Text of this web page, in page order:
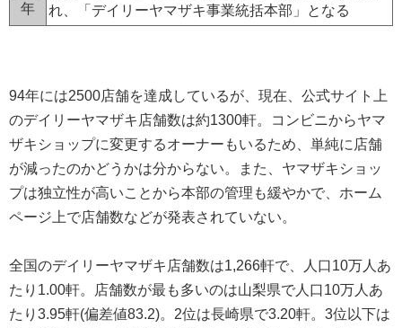
年
れ、「デイリーヤマザキ事業統括本部」となる
94年には2500店舗を達成しているが、現在、公式サイト上
のデイリーヤマザキ店舗数は約1300軒。コンビニからヤマ
ザキショップに変更するオーナーもいるため、単純に店舗
が減ったのかどうかは分からない。また、ヤマザキショッ
プは独立性が高いことから本部の管理も緩やかで、ホーム
ページ上で店舗数などが発表されていない。
全国のデイリーヤマザキ店舗数は1,266軒で、人口10万人あ
たり1.00軒。店舗数が最も多いのは山梨県で人口10万人あ
たり3.95軒(偏差値83.2)。2位は長崎県で3.20軒。3位以下は